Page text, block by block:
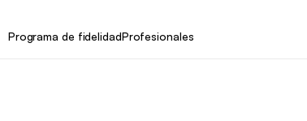
Programa de fidelidadProfesionales